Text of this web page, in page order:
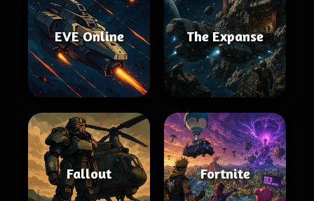
EVE Online The Expanse
Fallout Fortnite